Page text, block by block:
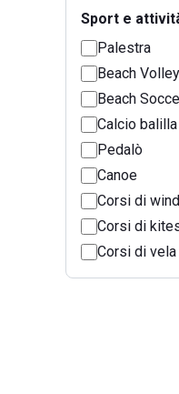
Sport e
Palestra
Beach Volley
Beach
Calcio balilla
Pedalò
Canoe
Corsi di
Corsi di
Corsi di vela